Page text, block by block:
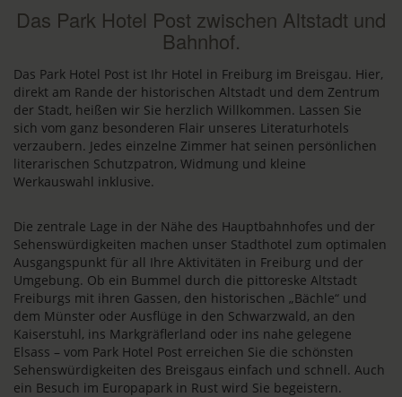
Das Park Hotel Post zwischen Altstadt und
Bahnhof.
Das Park Hotel Post ist Ihr Hotel in Freiburg im Breisgau. Hier,
direkt am Rande der historischen Altstadt und dem Zentrum
der Stadt, heißen wir Sie herzlich Willkommen. Lassen Sie
sich vom ganz besonderen Flair unseres Literaturhotels
verzaubern. Jedes einzelne Zimmer hat seinen persönlichen
literarischen Schutzpatron, Widmung und kleine
Werkauswahl inklusive.
Die zentrale Lage in der Nähe des Hauptbahnhofes und der
Sehenswürdigkeiten machen unser Stadthotel zum optimalen
Ausgangspunkt für all Ihre Aktivitäten in Freiburg und der
Umgebung. Ob ein Bummel durch die pittoreske Altstadt
Freiburgs mit ihren Gassen, den historischen „Bächle“ und
dem Münster oder Ausflüge in den Schwarzwald, an den
Kaiserstuhl, ins Markgräflerland oder ins nahe gelegene
Elsass – vom Park Hotel Post erreichen Sie die schönsten
Sehenswürdigkeiten des Breisgaus einfach und schnell. Auch
ein Besuch im Europapark in Rust wird Sie begeistern.